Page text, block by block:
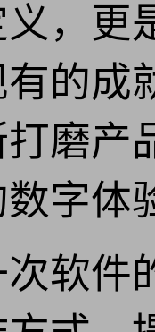
，更
的成
磨产
字体
软件